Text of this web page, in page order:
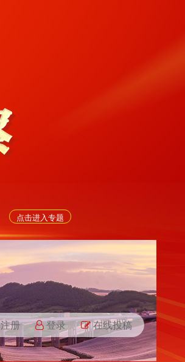
点击进入专题
注册 登录 在线投稿